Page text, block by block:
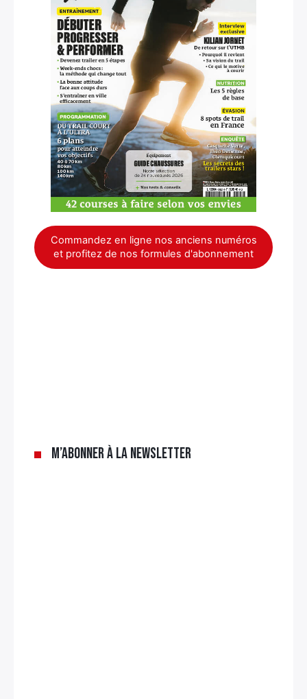
Commandez en ligne nos anciens numéros
et profitez de nos formules d'abonnement
M’abonner à la newsletter
Rechercher